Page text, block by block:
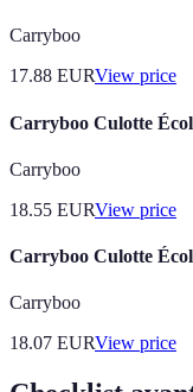
Carryboo
17.88 EURView price
Carryboo Culotte
Carryboo
18.55 EURView price
Carryboo Culotte
Carryboo
18.07 EURView price